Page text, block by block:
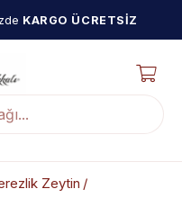
KARGO ÜCRETSİZ
Zeytin